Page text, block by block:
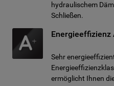
hydraulischem
Schließen.
Energieeffizienz
Sehr
ermöglicht Ihnen